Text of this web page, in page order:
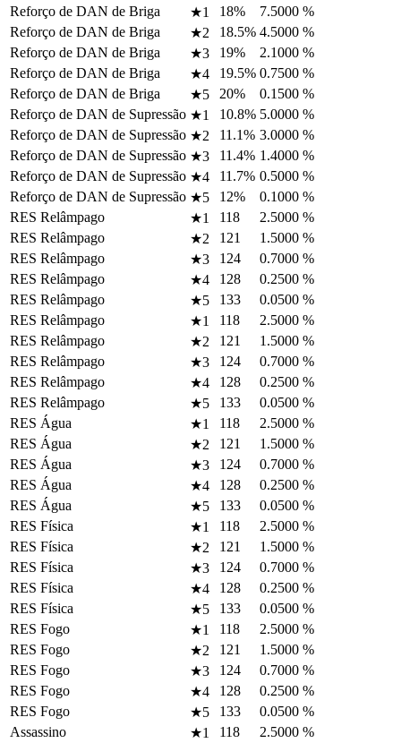
Reforço de DAN de Briga
★1 18% 7.5000 %
Reforço de DAN de Briga
★2 18.5% 4.5000 %
Reforço de DAN de Briga
★3 19% 2.1000 %
Reforço de DAN de Briga
★4 19.5% 0.7500 %
Reforço de DAN de Briga
★5 20% 0.1500 %
Reforço de DAN de Supressão ★1 10.8% 5.0000 %
Reforço de DAN de Supressão ★2 11.1% 3.0000 %
Reforço de DAN de Supressão ★3 11.4% 1.4000 %
Reforço de DAN de Supressão ★4 11.7% 0.5000 %
Reforço de DAN de Supressão ★5 12% 0.1000 %
RES Relâmpago
★1 118 2.5000 %
RES Relâmpago
★2 121 1.5000 %
RES Relâmpago
★3 124 0.7000 %
RES Relâmpago
★4 128 0.2500 %
RES Relâmpago
★5 133 0.0500 %
RES Relâmpago
★1 118 2.5000 %
RES Relâmpago
★2 121 1.5000 %
RES Relâmpago
★3 124 0.7000 %
RES Relâmpago
★4 128 0.2500 %
RES Relâmpago
★5 133 0.0500 %
RES Água
★1 118 2.5000 %
RES Água
★2 121 1.5000 %
RES Água
★3 124 0.7000 %
RES Água
★4 128 0.2500 %
RES Água
★5 133 0.0500 %
RES Física
★1 118 2.5000 %
RES Física
★2 121 1.5000 %
RES Física
★3 124 0.7000 %
RES Física
★4 128 0.2500 %
RES Física
★5 133 0.0500 %
RES Fogo
★1 118 2.5000 %
RES Fogo
★2 121 1.5000 %
RES Fogo
★3 124 0.7000 %
RES Fogo
★4 128 0.2500 %
RES Fogo
★5 133 0.0500 %
Assassino
★1 118 2.5000 %